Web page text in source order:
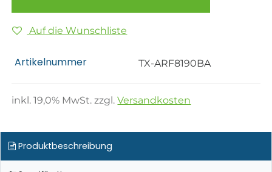
Auf die Wunschliste
Artikelnummer TX-ARF8190BA
inkl.19,0% MwSt. zzgl.Versandkosten
Produktbeschreibung